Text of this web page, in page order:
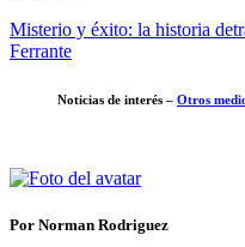
Misterio y éxito: la historia
Ferrante
Noticias de interés – Otros
Por Norman Rodriguez